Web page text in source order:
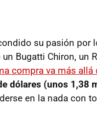
su pasión por
Bugatti Chiron, un
compra va más allá
dólares (unos 1,38
en la nada con